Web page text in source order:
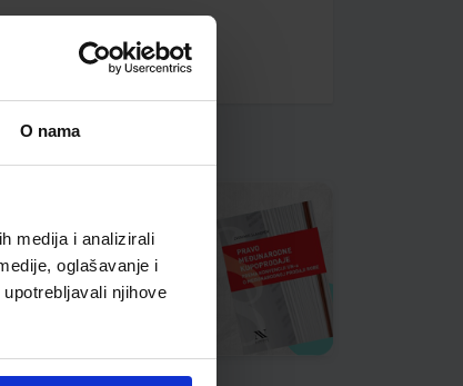
O nama
medija i analizirali
oglašavanje i
njihove